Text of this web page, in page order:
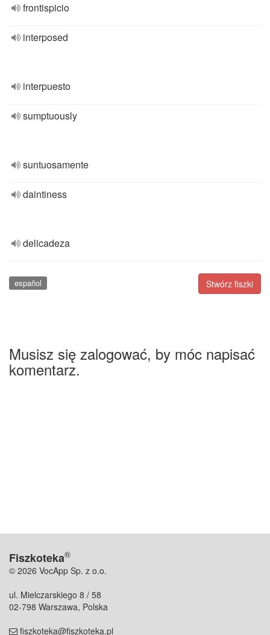
frontispicio
interposed
interpuesto
sumptuously
suntuosamente
daintiness
delicadeza
Stwórz fiszki
español
Musisz się zalogować, by móc napisać
komentarz.
Fiszkoteka®
© 2026 VocApp Sp. z o.o.
ul. Mielczarskiego 8 / 58
02-798 Warszawa, Polska
fiszkoteka@fiszkoteka.pl